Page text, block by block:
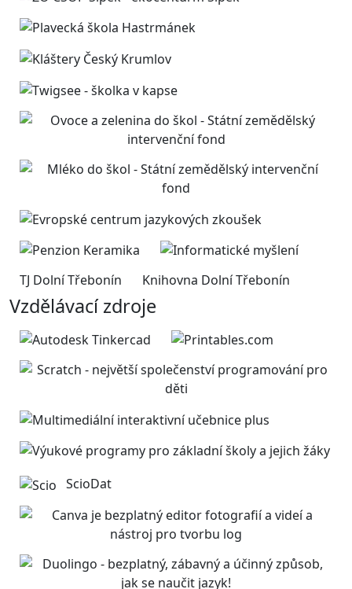
TJ Dolní Třebonín Knihovna Dolní Třebonín
Vzdělávací zdroje
ScioDat